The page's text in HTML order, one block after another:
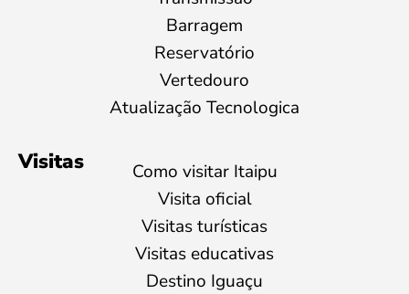
Barragem
Reservatório
Vertedouro
Atualização Tecnologica
Visitas
Como visitar Itaipu
Visita oficial
Visitas turísticas
Visitas educativas
Destino Iguaçu